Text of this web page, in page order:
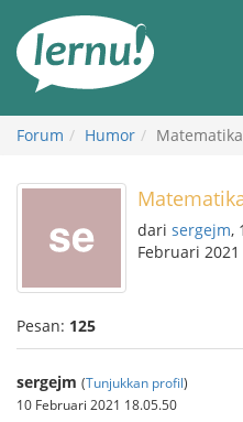
daftar
Forum Humor
dari sergejm,
Februari 2021
Pesan: 125
sergejm (Tunjukkan profil)
10 Februari 2021 18.05.50